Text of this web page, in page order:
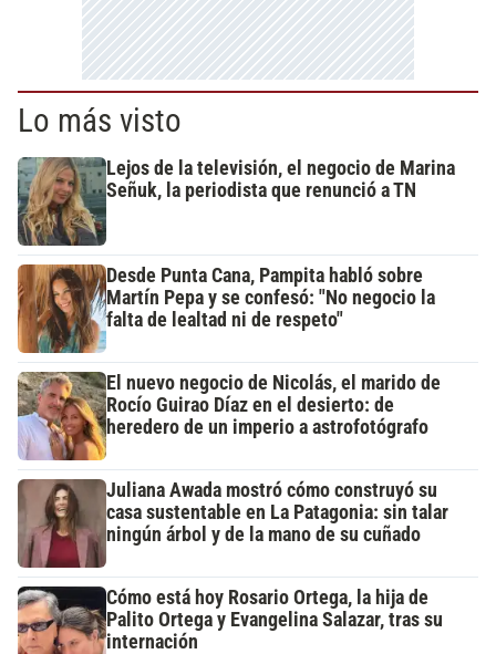
Lo más visto
Lejos de la televisión, el negocio de Marina
Señuk, la periodista que renunció a TN
Desde Punta Cana, Pampita habló sobre
Martín Pepa y se confesó: "No negocio la
falta de lealtad ni de respeto"
El nuevo negocio de Nicolás, el marido de
Rocío Guirao Díaz en el desierto: de
heredero de un imperio a astrofotógrafo
Juliana Awada mostró cómo construyó su
casa sustentable en La Patagonia: sin talar
ningún árbol y de la mano de su cuñado
Cómo está hoy Rosario Ortega, la hija de
Palito Ortega y Evangelina Salazar, tras su
internación